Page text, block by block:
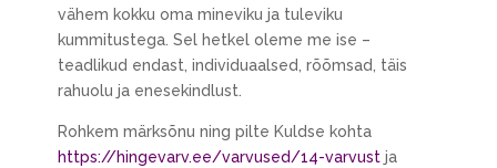
vähem kokku oma mineviku ja tuleviku
kummitustega. Sel hetkel oleme me ise –
teadlikud endast, individuaalsed, rõõmsad, täis
rahuolu ja enesekindlust.
Rohkem märksõnu ning pilte Kuldse kohta
https://hingevarv.ee/varvused/14-varvustja